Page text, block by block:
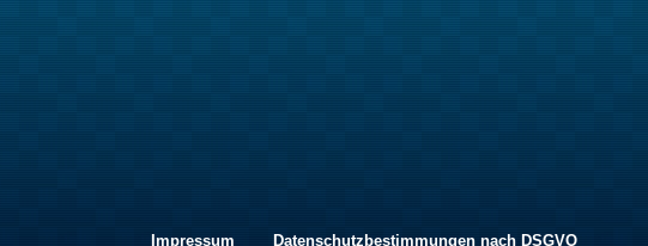
Impressum Datenschutzbestimmungen nach DSGVO